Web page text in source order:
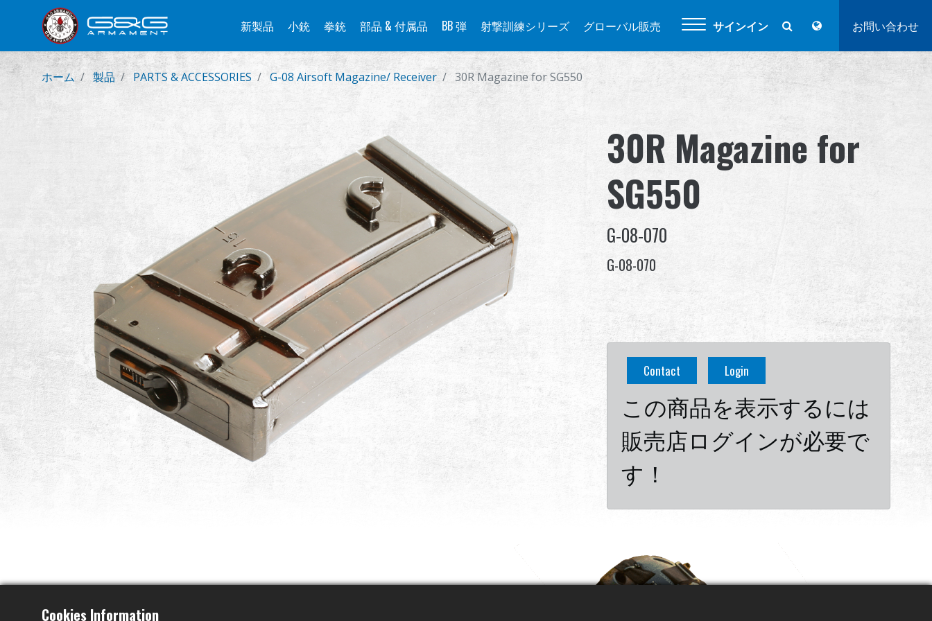
新製品 小銃 拳銃 部品 & 付属品 BB 弾 射撃訓練シリーズ グローバル販売 サインイン お問い合わせ
ホーム 製品 PARTS & ACCESSORIES G-08 Airsoft Magazine/ Receiver 30R Magazine for SG550
30R Magazine for
SG550
G-08-070
G-08-070
Contact Login
この商品を表示するには
販売店ログインが必要で
す！
Cookies Information